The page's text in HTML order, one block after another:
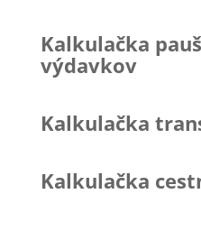
Kalkulačka
výdavkov
Kalkulačka
Kalkulačka